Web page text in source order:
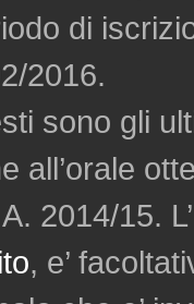
di
2016.
sono gli
all’orale
2014/15.
, e’